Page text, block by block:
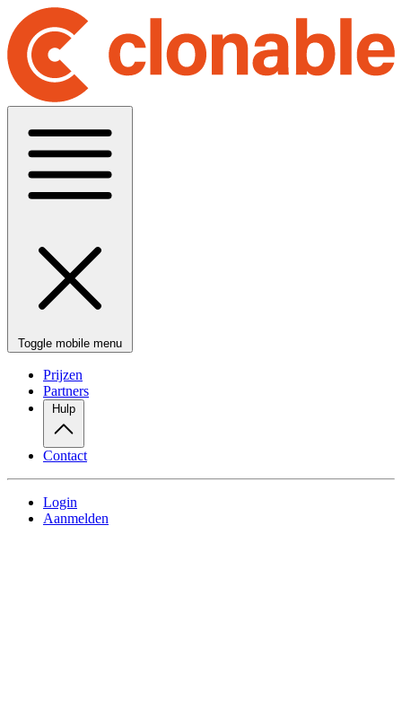
Toggle mobile menu
Prijzen
Partners
Hulp
Contact
Login
Aanmelden